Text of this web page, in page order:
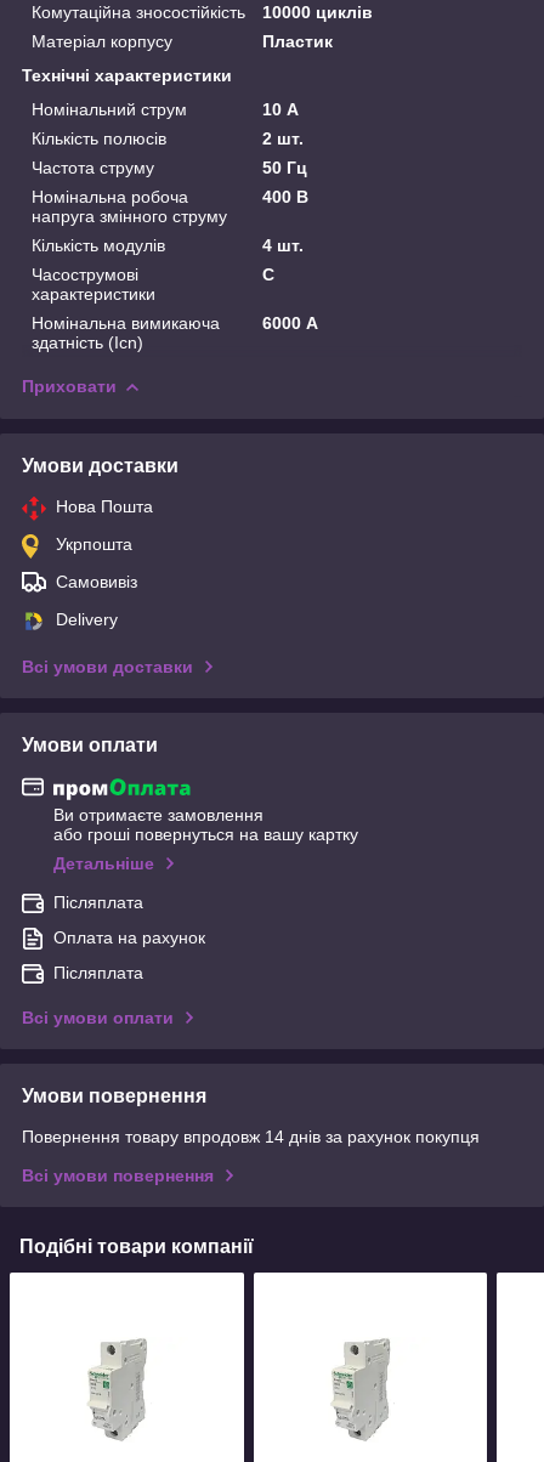
Комутаційна зносостійкість
10000 циклів
Матеріал корпусу
Пластик
Технічні характеристики
Номінальний струм
10 А
Кількість полюсів
2 шт.
Частота струму
50 Гц
Номінальна робоча
напруга змінного струму
400 В
Кількість модулів
4 шт.
Часострумові
характеристики
C
Номінальна вимикаюча
здатність (Icn)
6000 А
Приховати
Умови доставки
Нова Пошта
Укрпошта
Самовивіз
Delivery
Всі умови доставки
Умови оплати
Ви отримаєте замовлення
або гроші повернуться на вашу картку
Детальніше
Післяплата
Оплата на рахунок
Післяплата
Всі умови оплати
Умови повернення
Повернення товару впродовж 14 днів за рахунок покупця
Всі умови повернення
Подібні товари компанії